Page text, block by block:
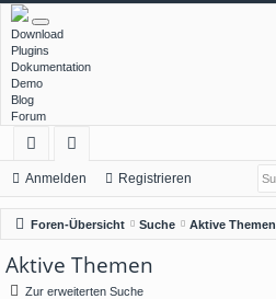
Download
Plugins
Dokumentation
Demo
Blog
Forum
ch
ne
llz
ug
or
en
Anmelden Registrieren
Foren-Übersicht Suche Aktive Themen
Aktive Themen
Zur erweiterten Suche